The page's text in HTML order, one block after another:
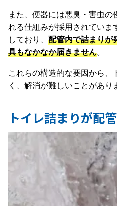
また、便器には悪臭・害虫
れる仕組みが採用されていま
しており、 配管内で詰まりが
具もなかなか届きません。
これらの構造的な要因から
く、解消が難しいことがあり
トイレ詰まりが配